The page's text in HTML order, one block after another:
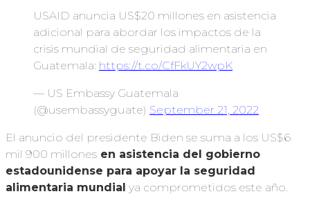
USAID anuncia US$20 millones en asistencia
adicional para abordar los impactos de la
crisis mundial de seguridad alimentaria en
Guatemala: https://t.co/CfFkUY2wpK
— US Embassy Guatemala
(@usembassyguate) September 21, 2022
El anuncio del presidente Biden se suma a los US$6
mil 900 millones en asistencia del gobierno
estadounidense para apoyar la seguridad
alimentaria mundial ya comprometidos este año.